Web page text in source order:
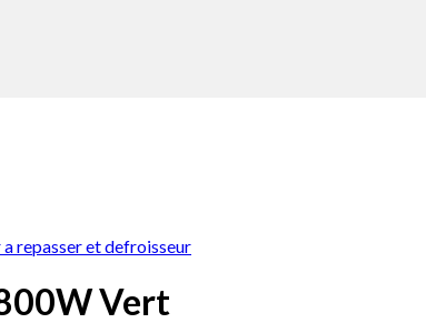
repasser et defroisseur
Vert